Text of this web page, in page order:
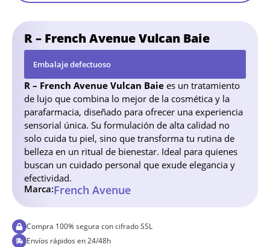
R – French Avenue Vulcan Baie
Embalaje defectuoso
R – French Avenue Vulcan Baie es un tratamiento
de lujo que combina lo mejor de la cosmética y la
parafarmacia, diseñado para ofrecer una experiencia
sensorial única. Su formulación de alta calidad no
solo cuida tu piel, sino que transforma tu rutina de
belleza en un ritual de bienestar. Ideal para quienes
buscan un cuidado personal que exude elegancia y
efectividad.
Marca:French Avenue
Compra 100% segura con cifrado SSL
Envíos rápidos en 24/48h